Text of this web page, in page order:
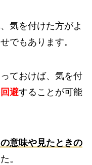
気を付けた方がよ
でもあります。
ておけば、気を付
避することが可能
意味や見たときの
。